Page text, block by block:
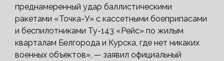
преднамеренный удар баллистическими
ракетами «Точка-У» с кассетными боеприпасами
и беспилотниками Ту-143 «Рейс» по жилым
кварталам Белгорода и Курска, где нет никаких
военных объектов», — заявил официальный